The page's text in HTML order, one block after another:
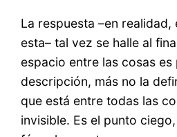
La respuesta –en realidad,
esta– tal vez se halle al
espacio entre las cosas es
descripción, más no la
que está entre todas las
invisible. Es el punto